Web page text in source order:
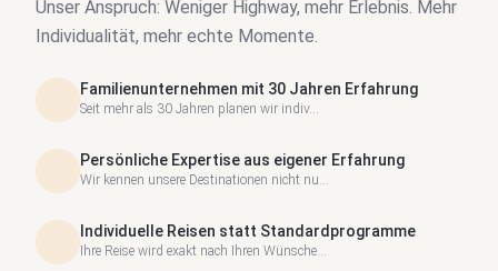
Unser Anspruch: Weniger Highway, mehr Erlebnis. Mehr
Individualität, mehr echte Momente.
Familienunternehmen mit 30 Jahren Erfahrung
Seit mehr als 30 Jahren planen wir indiv...
Persönliche Expertise aus eigener Erfahrung
Wir kennen unsere Destinationen nicht nu...
Individuelle Reisen statt Standardprogramme
Ihre Reise wird exakt nach Ihren Wünsche...